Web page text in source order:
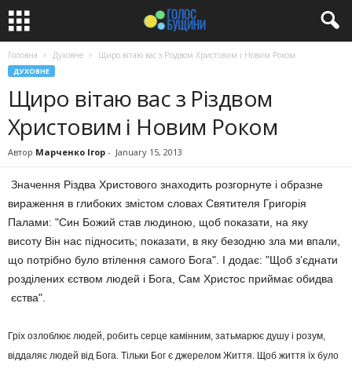
Головна Духовне Щиро вітаю вас з Різдвом Христовим і Новим Роком
ДУХОВНЕ
Щиро вітаю вас з Різдвом
Христовим і Новим Роком
Автор Марченко Ігор - January 15, 2013
Значення Різдва Христового знаходить розгорнуте і образне
вираження в глибоких змістом словах Святителя Григорія
Палами: "Син Божий став людиною, щоб показати, на яку
висоту Він нас підносить; показати, в яку безодню зла ми впали,
що потрібно було втілення самого Бога". І додає: "Щоб з’єднати
розділених єством людей і Бога, Сам Христос приймає обидва
єства".
Гріх озлоблює людей, робить серце камінним, затьмарює душу і розум,
віддаляє людей від Бога. Тільки Бог є джерелом Життя. Щоб життя їх було